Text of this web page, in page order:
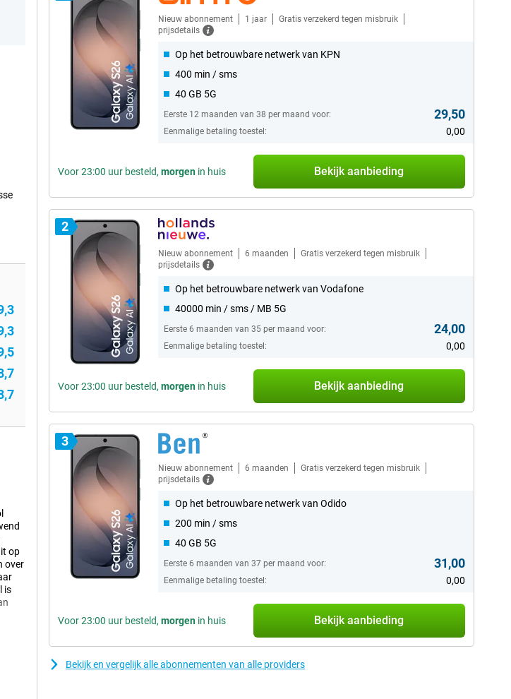
op
over
is
Nieuw abonnement 1 jaar
Gratis verzekerd tegen misbruik
prijsdetails
Op het betrouwbare netwerk van KPN
400 min / sms
40 GB 5G
Eerste 12 maanden van 38 per maand voor: 29,50
Eenmalige betaling toestel: 0,00
Voor 23:00 uur besteld, morgen in huis Bekijk aanbieding
2
Nieuw abonnement 6 maanden
Gratis verzekerd tegen misbruik
prijsdetails
Op het betrouwbare netwerk van Vodafone
40000 min / sms / MB 5G
Eerste 6 maanden van 35 per maand voor: 24,00
Eenmalige betaling toestel: 0,00
Voor 23:00 uur besteld, morgen in huis Bekijk aanbieding
3
Nieuw abonnement 6 maanden
Gratis verzekerd tegen misbruik
prijsdetails
Op het betrouwbare netwerk van Odido
200 min / sms
40 GB 5G
Eerste 6 maanden van 37 per maand voor: 31,00
Eenmalige betaling toestel: 0,00
Voor 23:00 uur besteld, morgen in huis Bekijk aanbieding
Bekijk en vergelijk alle abonnementen van alle providers